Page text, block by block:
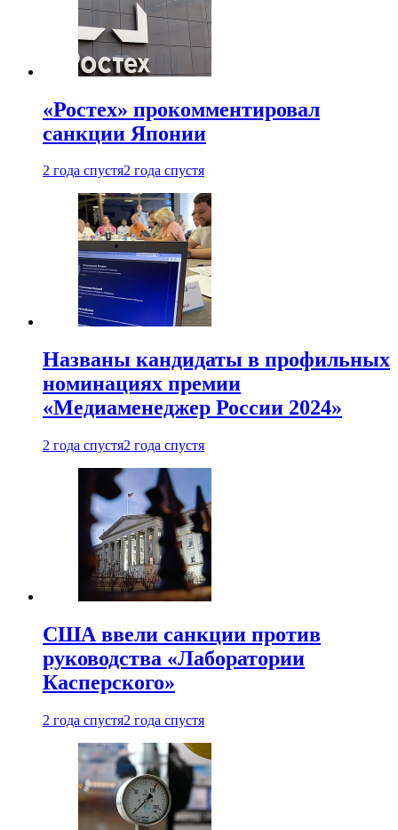
«Ростех» прокомментировал
санкции Японии
2 года спустя2 года спустя
Названы кандидаты в профильных
номинациях премии
«Медиаменеджер России 2024»
2 года спустя2 года спустя
США ввели санкции против
руководства «Лаборатории
Касперского»
2 года спустя2 года спустя